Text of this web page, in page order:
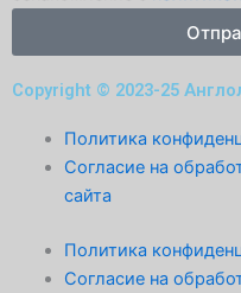
-
p
l
a
Copyright © 2023-25
Политика
Согласие на
сайта
Политика
Согласие на